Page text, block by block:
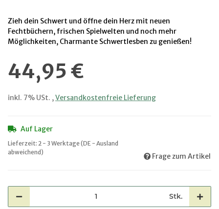
Zieh dein Schwert und öffne dein Herz mit neuen
Fechtbüchern, frischen Spielwelten und noch mehr
Möglichkeiten, Charmante Schwertlesben zu genießen!
44,95 €
inkl. 7% USt. ,Versandkostenfreie Lieferung
Auf Lager
Lieferzeit: 2 - 3 Werktage(DE - Ausland
abweichend)
Frage zum Artikel
Stk.